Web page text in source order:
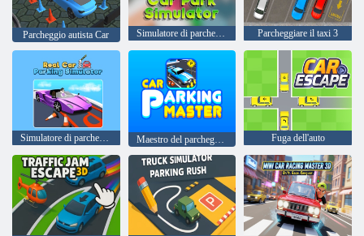
Parcheggio autista Сar Simulatore di parcheggio Parcheggiare il taxi 3
Simulatore di parcheggio per auto reali Maestro del parcheggio auto Fuga dell'auto